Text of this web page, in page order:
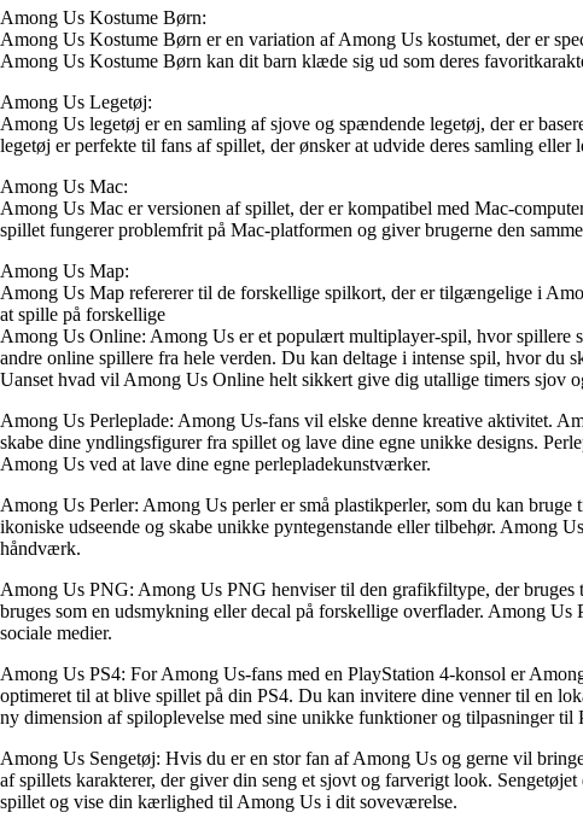
Among Us Kostume Børn:
Among Us Kostume Børn er en variation af Among Us kostumet, der er
Among Us Kostume Børn kan dit barn klæde sig ud som deres
Among Us Legetøj:
Among Us legetøj er en samling af sjove og spændende legetøj, der er
legetøj er perfekte til fans af spillet, der ønsker at udvide deres samling eller
Among Us Mac:
Among Us Mac er versionen af spillet, der er kompatibel med Mac-
spillet fungerer problemfrit på Mac-platformen og giver brugerne den
Among Us Map:
Among Us Map refererer til de forskellige spilkort, der er tilgængelige i
at spille på forskellige
Among Us Online: Among Us er et populært multiplayer-spil, hvor spillere
andre online spillere fra hele verden. Du kan deltage i intense spil, hvor du
Uanset hvad vil Among Us Online helt sikkert give dig utallige timers sjov
Among Us Perleplade: Among Us-fans vil elske denne kreative aktivitet.
skabe dine yndlingsfigurer fra spillet og lave dine egne unikke designs.
Among Us ved at lave dine egne perlepladekunstværker.
Among Us Perler: Among Us perler er små plastikperler, som du kan
ikoniske udseende og skabe unikke pyntegenstande eller tilbehør. Among
håndværk.
Among Us PNG: Among Us PNG henviser til den grafikfiltype, der bruges
bruges som en udsmykning eller decal på forskellige overflader. Among
sociale medier.
Among Us PS4: For Among Us-fans med en PlayStation 4-konsol er
optimeret til at blive spillet på din PS4. Du kan invitere dine venner til en
ny dimension af spiloplevelse med sine unikke funktioner og tilpasninger til
Among Us Sengetøj: Hvis du er en stor fan af Among Us og gerne vil
af spillets karakterer, der giver din seng et sjovt og farverigt look.
spillet og vise din kærlighed til Among Us i dit soveværelse.